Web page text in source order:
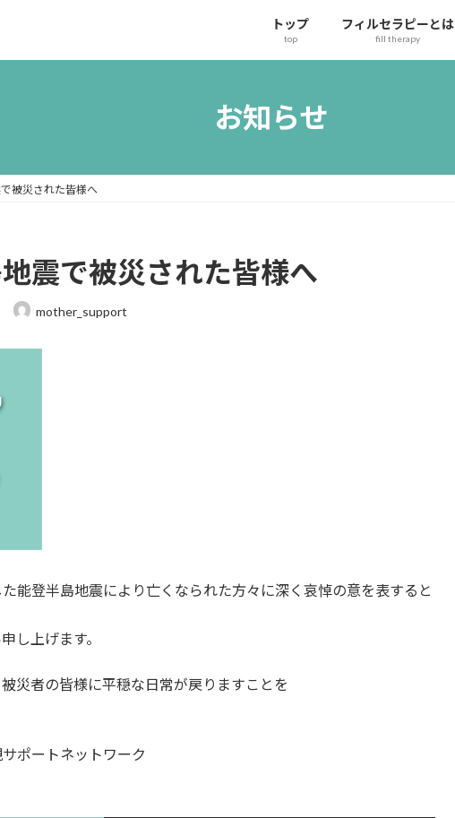
トップ
top
フィルセラピーとは
fill therapy
お知らせ
被災された皆様へ
震で被災された皆様へ
mother_support
能登半島地震により亡くなられた方々に深く哀悼の意を表すると
し上げます。
災者の皆様に平穏な日常が戻りますことを
ポートネットワーク